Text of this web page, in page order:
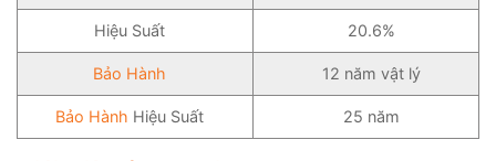
Hiệu Suất 20.6%
Bảo Hành 12 năm vật lý
Bảo Hành Hiệu Suất 25 năm